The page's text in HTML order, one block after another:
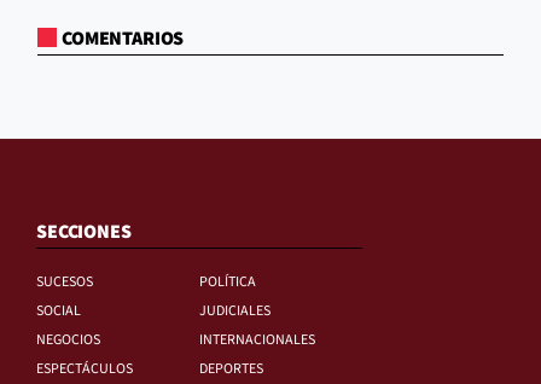
COMENTARIOS
SECCIONES
SUCESOS
POLÍTICA
SOCIAL
JUDICIALES
NEGOCIOS
INTERNACIONALES
ESPECTÁCULOS
DEPORTES